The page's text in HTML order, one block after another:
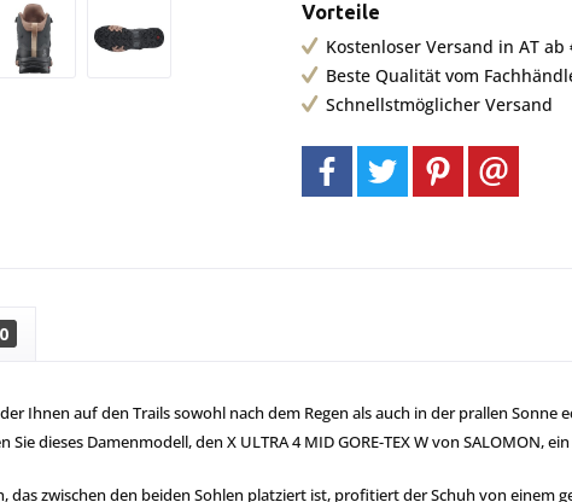
Vorteile
Kostenloser Versand in AT
Beste Qualität vom
Schnellstmöglicher Versand
0
Ihnen auf den Trails sowohl nach dem Regen als auch in der prallen Sonne
dieses Damenmodell, den X ULTRA 4 MID GORE-TEX W von SALOMON,
das zwischen den beiden Sohlen platziert ist, profitiert der Schuh von einem